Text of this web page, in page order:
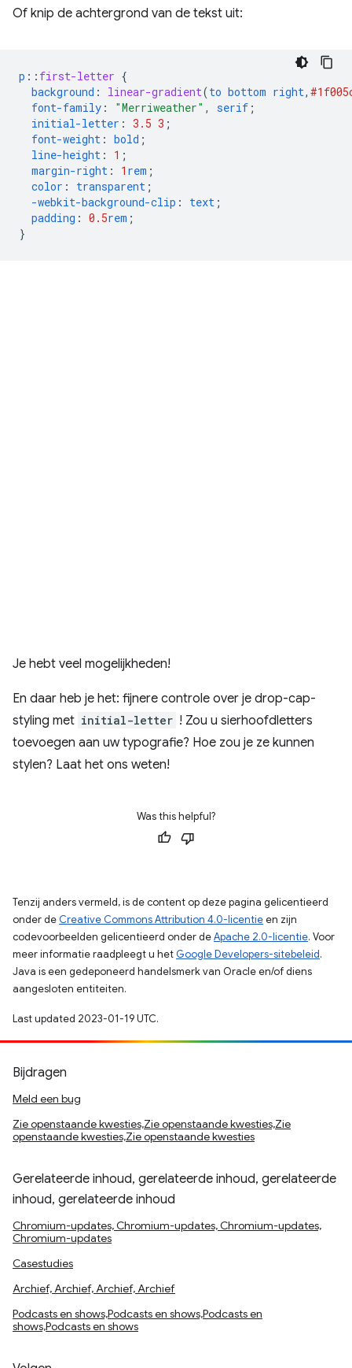
Of knip de achtergrond van de tekst uit:
p :: first-letter {
background : linear-gradient(to bottom right,
font-family : "Merriweather" , serif ;
initial-letter : 3.5 3 ;
font-weight : bold ;
line-height : 1 ;
margin-right : 1 rem ;
color : transparent ;
-webkit-background-clip : text ;
padding : 0.5rem ;
}
Je hebt veel mogelijkheden!
En daar heb je het: fijnere controle over je drop-cap-
styling met initial-letter ! Zou u sierhoofdletters
toevoegen aan uw typografie? Hoe zou je ze kunnen
stylen? Laat het ons weten!
Was this helpful?
Tenzij anders vermeld, is de content op deze pagina gelicentieerd
onder de Creative Commons Attribution 4.0-licentieen zijn
codevoorbeelden gelicentieerd onder deApache 2.0-licentie. Voor
meer informatie raadpleegt u het Google Developers-sitebeleid.
Java is een gedeponeerd handelsmerk van Oracle en/of diens
aangesloten entiteiten.
Last updated 2023-01-19 UTC.
Bijdragen
Meld een bug
Zie openstaande kwesties,Zie openstaande kwesties,Zie
openstaande kwesties,Zie openstaande kwesties
Gerelateerde inhoud, gerelateerde inhoud, gerelateerde
inhoud, gerelateerde inhoud
Chromium-updates, Chromium-updates, Chromium-updates,
Chromium-updates
Casestudies
Archief, Archief, Archief, Archief
Podcasts en shows,Podcasts en shows,Podcasts en
shows,Podcasts en shows